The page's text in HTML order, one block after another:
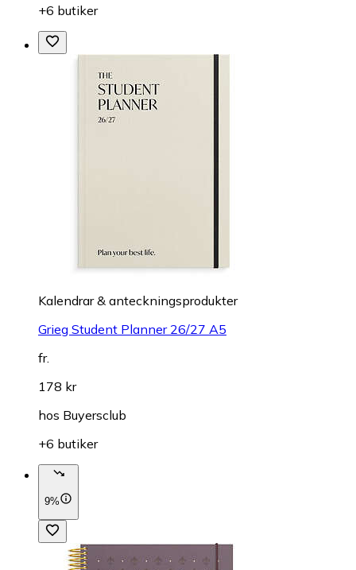
+6 butiker
Kalendrar & anteckningsprodukter
Grieg Student Planner 26/27 A5
fr.
178 kr
hos Buyersclub
+6 butiker
9%